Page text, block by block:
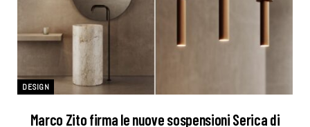
DESIGN
Marco Zito firma le nuove sospensioni Serica di